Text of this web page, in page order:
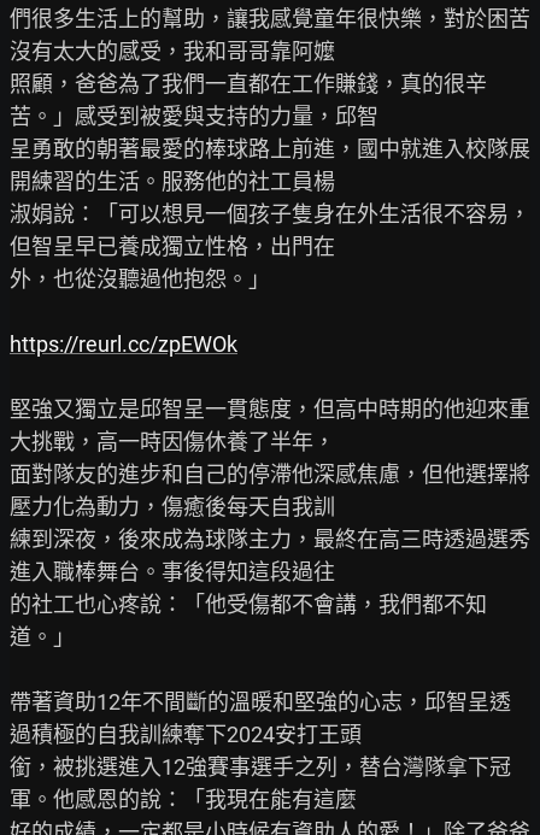
們很多生活上的幫助，讓我感覺童年很快樂，對於困苦
沒有太大的感受，我和哥哥靠阿嬤
照顧，爸爸為了我們一直都在工作賺錢，真的很辛
苦。」感受到被愛與支持的力量，邱智
呈勇敢的朝著最愛的棒球路上前進，國中就進入校隊展
開練習的生活。服務他的社工員楊
淑娟說：「可以想見一個孩子隻身在外生活很不容易，
但智呈早已養成獨立性格，出門在
外，也從沒聽過他抱怨。」
https://reurl.cc/zpEWOk
堅強又獨立是邱智呈一貫態度，但高中時期的他迎來重
大挑戰，高一時因傷休養了半年，
面對隊友的進步和自己的停滯他深感焦慮，但他選擇將
壓力化為動力，傷癒後每天自我訓
練到深夜，後來成為球隊主力，最終在高三時透過選秀
進入職棒舞台。事後得知這段過往
的社工也心疼說：「他受傷都不會講，我們都不知
道。」
帶著資助12年不間斷的溫暖和堅強的心志，邱智呈透
過積極的自我訓練奪下2024安打王頭
銜，被挑選進入12強賽事選手之列，替台灣隊拿下冠
軍。他感恩的說：「我現在能有這麼